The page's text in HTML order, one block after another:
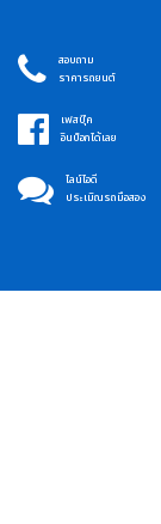
สอบถาม
ราคารถยนต์
เฟสบุ๊ค
อินบ็อกได้เลย
ไลน์ไอดี
ประเมิณรถมือสอง